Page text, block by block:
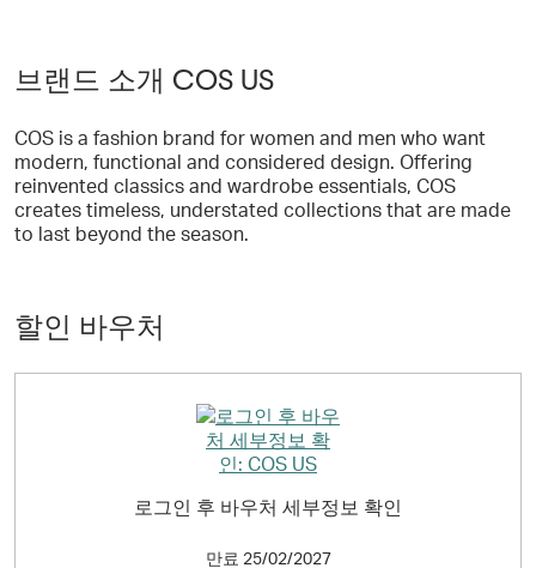
브랜드 소개 COS US
COS is a fashion brand for women and men who want
modern, functional and considered design. Offering
reinvented classics and wardrobe essentials, COS
creates timeless, understated collections that are made
to last beyond the season.
할인 바우처
로그인 후 바우처 세부정보 확인
만료 25/02/2027